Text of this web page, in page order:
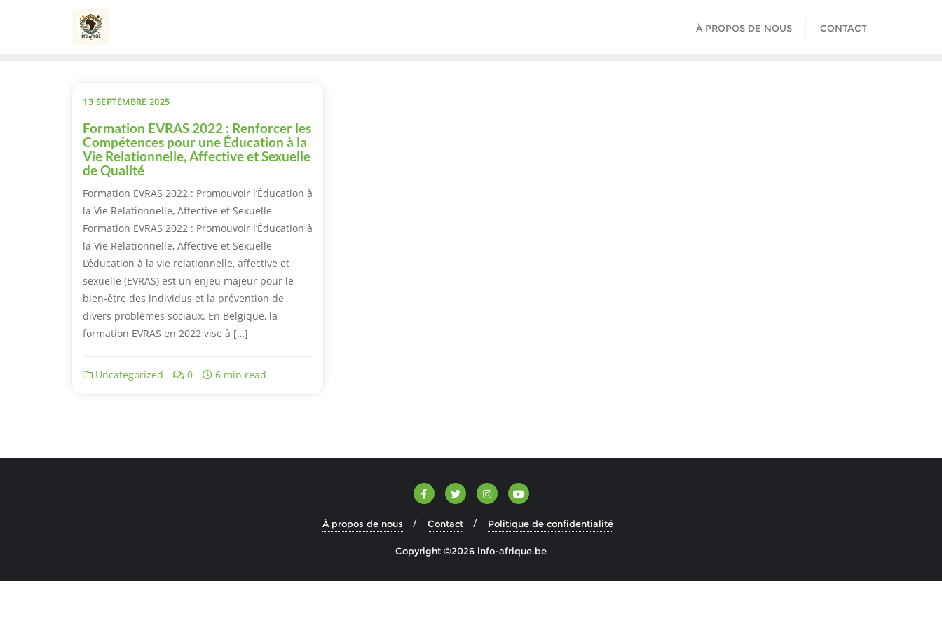
À PROPOS DE NOUS CONTACT
13 SEPTEMBRE 2025
Formation EVRAS 2022 : Renforcer les
Compétences pour une Éducation à la
Vie Relationnelle, Affective et Sexuelle
de Qualité
Formation EVRAS 2022 : Promouvoir l’Éducation à
la Vie Relationnelle, Affective et Sexuelle
Formation EVRAS 2022 : Promouvoir l’Éducation à
la Vie Relationnelle, Affective et Sexuelle
L’éducation à la vie relationnelle, affective et
sexuelle (EVRAS) est un enjeu majeur pour le
bien-être des individus et la prévention de
divers problèmes sociaux. En Belgique, la
formation EVRAS en 2022 vise à […]
Uncategorized 0 6 min read
À propos de nous Contact Politique de confidentialité
Copyright ©2026 info-afrique.be